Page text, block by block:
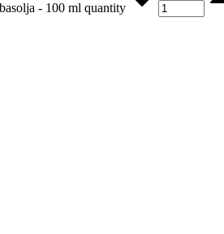
- 100 ml quantity